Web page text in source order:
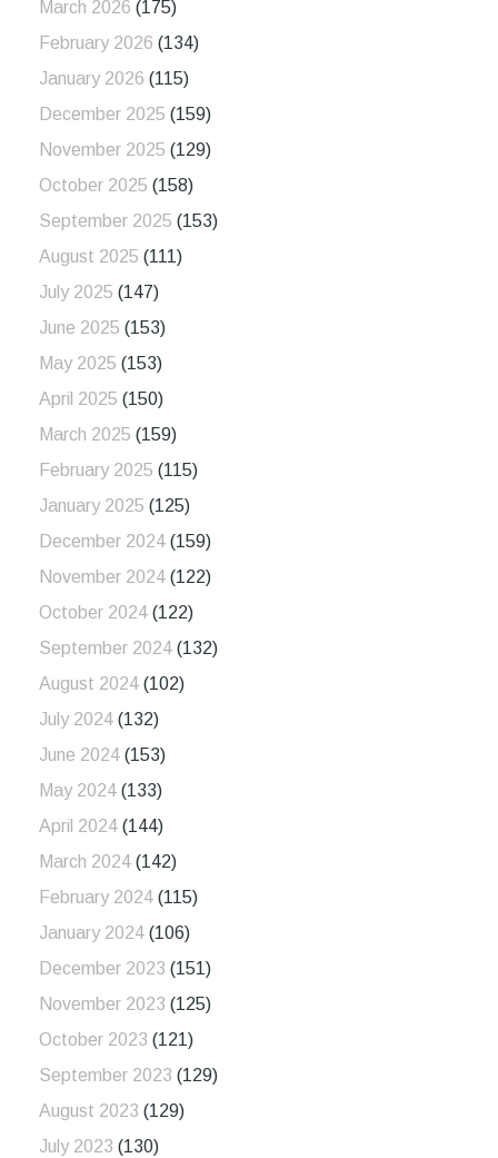
March 2026 (175)
February 2026 (134)
January 2026 (115)
December 2025 (159)
November 2025 (129)
October 2025 (158)
September 2025 (153)
August 2025 (111)
July 2025 (147)
June 2025 (153)
May 2025 (153)
April 2025 (150)
March 2025 (159)
February 2025 (115)
January 2025 (125)
December 2024 (159)
November 2024 (122)
October 2024 (122)
September 2024 (132)
August 2024 (102)
July 2024 (132)
June 2024 (153)
May 2024 (133)
April 2024 (144)
March 2024 (142)
February 2024 (115)
January 2024 (106)
December 2023 (151)
November 2023 (125)
October 2023 (121)
September 2023 (129)
August 2023 (129)
July 2023 (130)